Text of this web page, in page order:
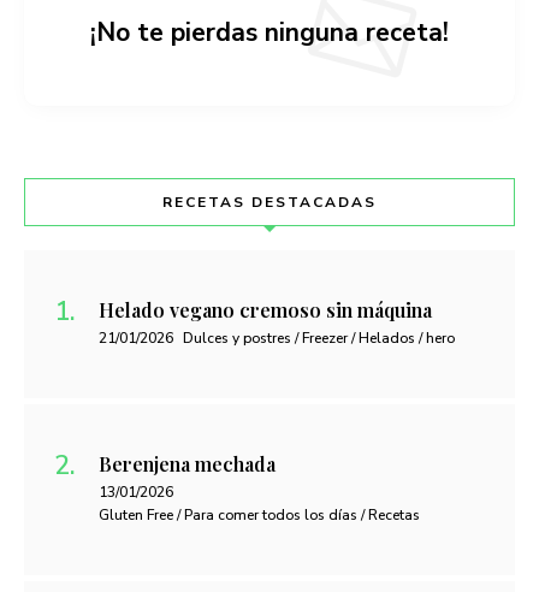
¡No te pierdas ninguna receta!
RECETAS DESTACADAS
Helado vegano cremoso sin máquina
21/01/2026 Dulces y postres / Freezer / Helados / hero
Berenjena mechada
13/01/2026
Gluten Free / Para comer todos los días / Recetas